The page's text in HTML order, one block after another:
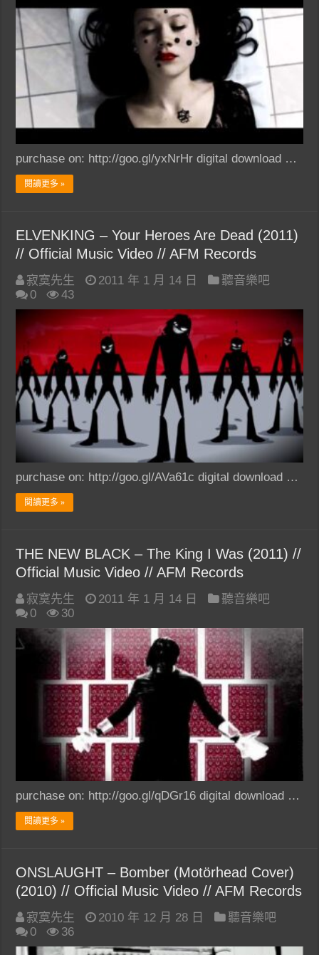
purchase on: http://goo.gl/yxNrHr digital download …
閱讀更多 »
ELVENKING – Your Heroes Are Dead (2011)
// Official Music Video // AFM Records
寂寞先生 2011 年 1 月 14 日
聽音樂吧
0
43
purchase on: http://goo.gl/AVa61c digital download …
閱讀更多 »
THE NEW BLACK – The King I Was (2011) //
Official Music Video // AFM Records
寂寞先生 2011 年 1 月 14 日
聽音樂吧
0
30
purchase on: http://goo.gl/qDGr16 digital download …
閱讀更多 »
ONSLAUGHT – Bomber (Motörhead Cover)
(2010) // Official Music Video // AFM Records
寂寞先生 2010 年 12 月 28 日
聽音樂吧
0
36